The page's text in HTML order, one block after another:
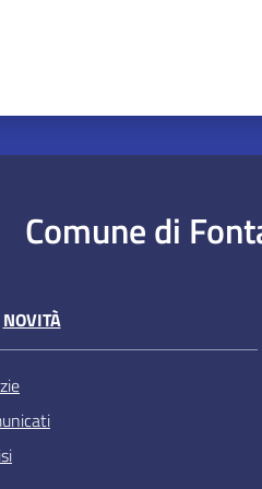
Comune di
NOVITÀ